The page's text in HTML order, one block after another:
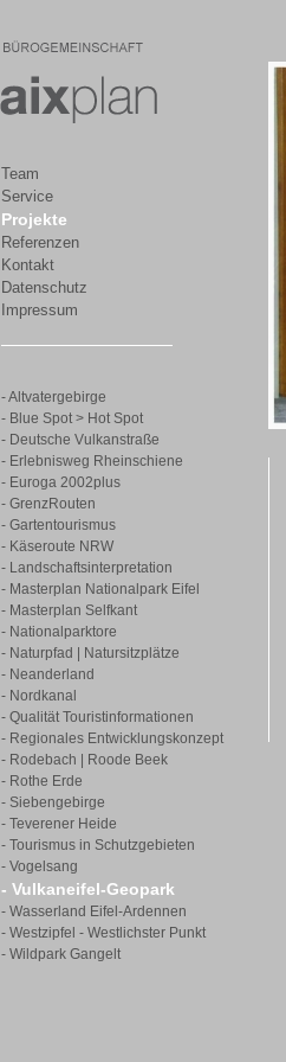
Team
Service
Projekte
Referenzen
Kontakt
Datenschutz
Impressum
- Altvatergebirge
- Blue Spot > Hot Spot
- Deutsche Vulkanstraße
- Erlebnisweg Rheinschiene
- Euroga 2002plus
- GrenzRouten
- Gartentourismus
- Käseroute NRW
- Landschaftsinterpretation
- Masterplan Nationalpark Eifel
- Masterplan Selfkant
- Nationalparktore
- Naturpfad | Natursitzplätze
- Neanderland
- Nordkanal
- Qualität Touristinformationen
- Regionales Entwicklungskonzept
- Rodebach | Roode Beek
- Rothe Erde
- Siebengebirge
- Teverener Heide
- Tourismus in Schutzgebieten
- Vogelsang
- Vulkaneifel-Geopark
- Wasserland Eifel-Ardennen
- Westzipfel - Westlichster Punkt
- Wildpark Gangelt